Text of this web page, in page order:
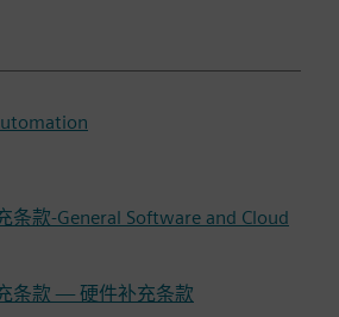
条款-General Software and Cloud
条款 — 硬件补充条款